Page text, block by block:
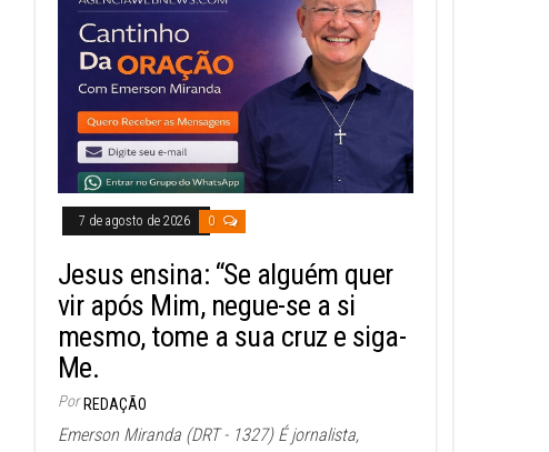
7 de agosto de 2026 0
Jesus ensina: “Se alguém quer
vir após Mim, negue-se a si
mesmo, tome a sua cruz e siga-
Me.
Por REDAÇÃO
Emerson Miranda (DRT - 1327) É jornalista,